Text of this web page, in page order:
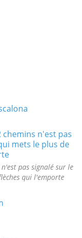
pas signalé sur le
qui l'emporte